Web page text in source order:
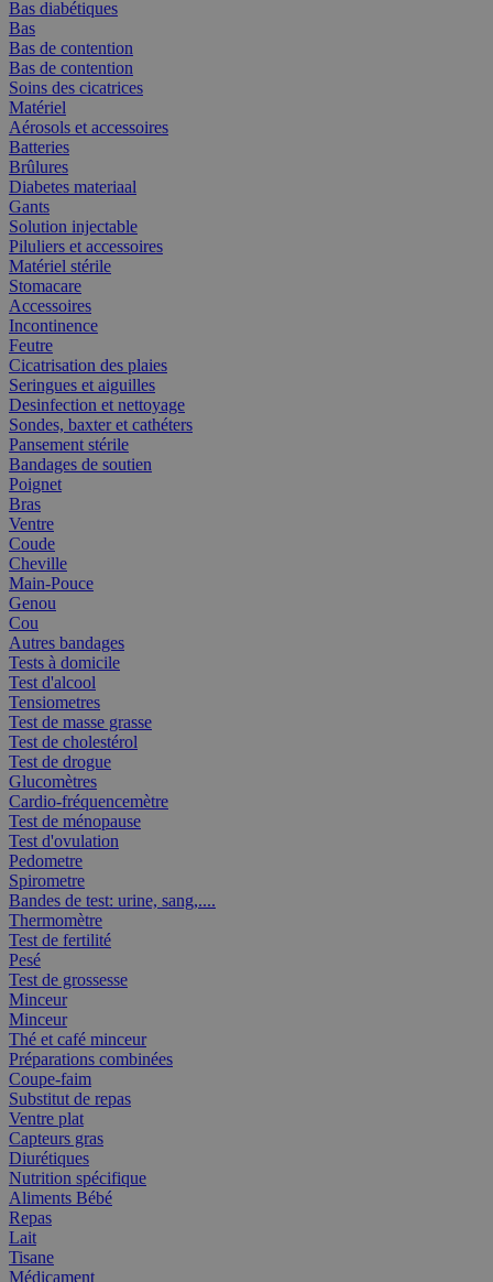
Bas diabétiques
Bas
Bas de contention
Bas de contention
Soins des cicatrices
Matériel
Aérosols et accessoires
Batteries
Brûlures
Diabetes materiaal
Gants
Solution injectable
Piluliers et accessoires
Matériel stérile
Stomacare
Accessoires
Incontinence
Feutre
Cicatrisation des plaies
Seringues et aiguilles
Desinfection et nettoyage
Sondes, baxter et cathéters
Pansement stérile
Bandages de soutien
Poignet
Bras
Ventre
Coude
Cheville
Main-Pouce
Genou
Cou
Autres bandages
Tests à domicile
Test d'alcool
Tensiometres
Test de masse grasse
Test de cholestérol
Test de drogue
Glucomètres
Cardio-fréquencemètre
Test de ménopause
Test d'ovulation
Pedometre
Spirometre
Bandes de test: urine, sang,....
Thermomètre
Test de fertilité
Pesé
Test de grossesse
Minceur
Minceur
Thé et café minceur
Préparations combinées
Coupe-faim
Substitut de repas
Ventre plat
Capteurs gras
Diurétiques
Nutrition spécifique
Aliments Bébé
Repas
Lait
Tisane
Médicament